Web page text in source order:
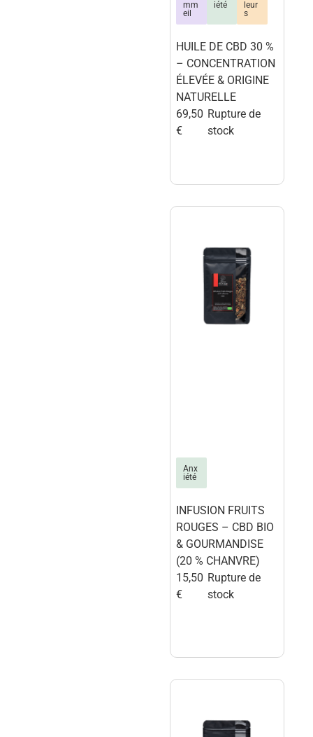
mm
eil
iété
leur
s
HUILE DE CBD 30 %
– CONCENTRATION
ÉLEVÉE & ORIGINE
NATURELLE
69,50
€
Rupture de
stock
Anx
iété
INFUSION FRUITS
ROUGES – CBD BIO
& GOURMANDISE
(20 % CHANVRE)
15,50
€
Rupture de
stock